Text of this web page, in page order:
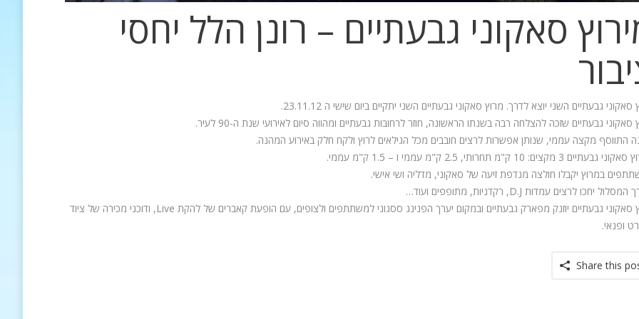
סאקוני גבעתיים – רונן הלל יחסי
סאקוני גבעתיים השני יוצא לדרך. מרוץ סאקוני גבעתיים השני יתקיים ביום שישי ה 23.11.12.
סאקוני גבעתיים שזכה להצלחה רבה בשנתו הראשונה, חוזר לרחובות גבעתיים ומהווה סיום לאירועי שנת ה-90 לעיר.
התווסף מקצה עממי, שנותן אפשרות לרצים חובבים מכל הגילאים לרוץ ולקח חלק באירוע המהנה.
3 מקצים: 10 ק"מ תחרותי, 2.5 ק"מ עממי ו – 1.5 ק"מ עממי.
במרוץ יקבלו חולצה מנדפת זיעה של סאקוני, מדליה ושי אישי.
המסלול יחכו לרצים עמדות D.J, רקדניות, מתופפים ועוד…
סאקוני גבעתיים יוזנק מפארק גבעתיים ובמקום יערך הפנינג ססגוני למשתתפים ולצופים, עם הופעת קאברים של להקת Live, ודוכני מכירה של ציוד
ופנאי.
Share this